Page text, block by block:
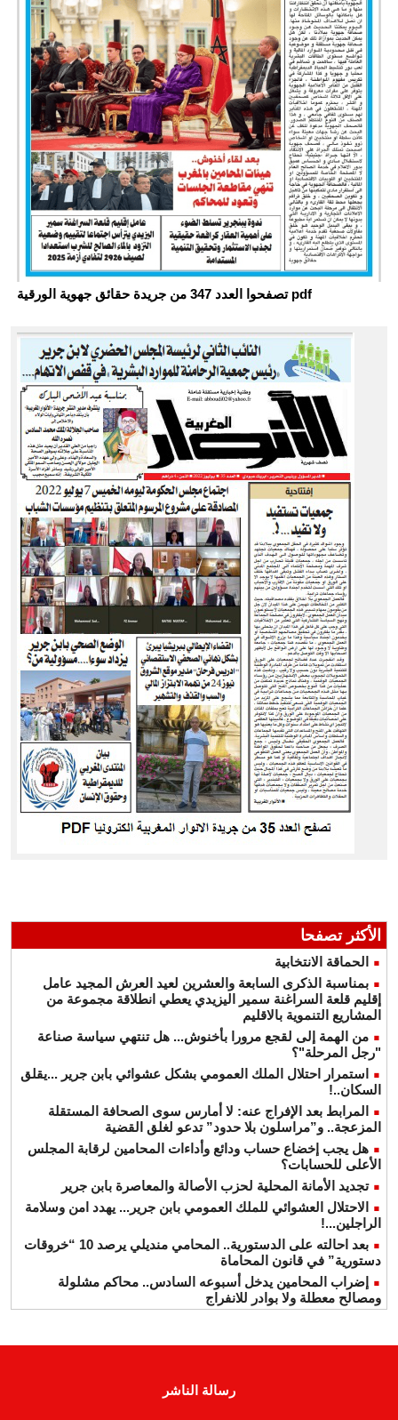
تصفحوا العدد 347 من جريدة حقائق جهوية الورقية pdf
الأكثر تصفحا
الحماقة الانتخابية
بمناسبة الذكرى السابعة والعشرين لعيد العرش المجيد عامل
إقليم قلعة السراغنة سمير اليزيدي يعطي انطلاقة مجموعة من
المشاريع التنموية بالاقليم
من الهمة إلى لقجع مرورا بأخنوش... هل تنتهي سياسة صناعة
"رجل المرحلة"؟
استمرار احتلال الملك العمومي بشكل عشوائي بابن جرير ...يقلق
السكان..!
المرابط بعد الإفراج عنه: لا أمارس سوى الصحافة المستقلة
المزعجة.. و”مراسلون بلا حدود” تدعو لغلق القضية
هل يجب إخضاع حساب ودائع وأداءات المحامين لرقابة المجلس
الأعلى للحسابات؟
تجديد الأمانة المحلية لحزب الأصالة والمعاصرة بابن جرير
الاحتلال العشوائي للملك العمومي بابن جرير... يهدد امن وسلامة
الراجلين...!
بعد احالته على الدستورية.. المحامي منديلي يرصد 10 “خروقات
دستورية” في قانون المحاماة
إضراب المحامين يدخل أسبوعه السادس.. محاكم مشلولة
ومصالح معطلة ولا بوادر للانفراج
رسالة الناشر